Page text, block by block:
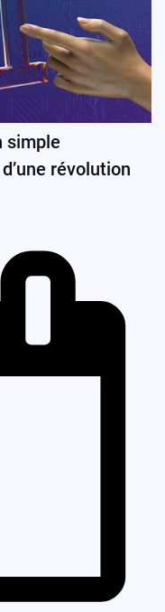
simple
révolution